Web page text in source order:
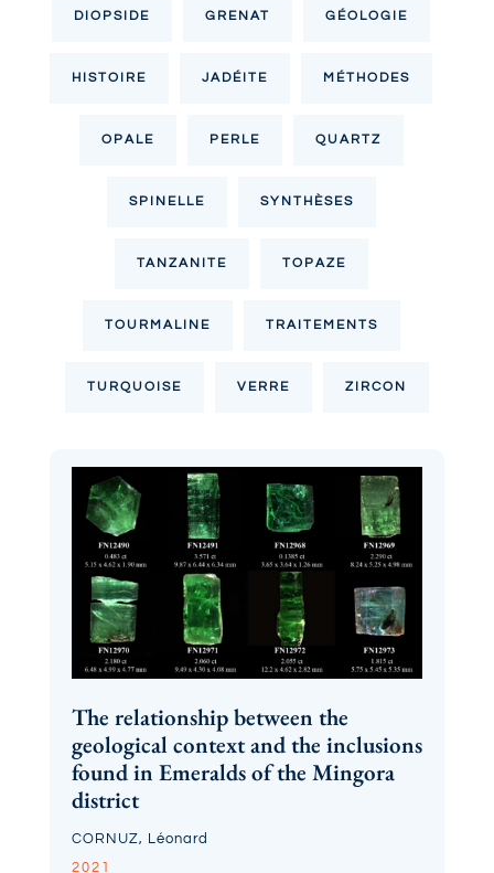
DIOPSIDE GRENAT GÉOLOGIE
HISTOIRE JADÉITE MÉTHODES
OPALE PERLE QUARTZ
SPINELLE SYNTHÈSES
TANZANITE TOPAZE
TOURMALINE TRAITEMENTS
TURQUOISE VERRE ZIRCON
The relationship between the
geological context and the inclusions
found in Emeralds of the Mingora
district
CORNUZ, Léonard
2021